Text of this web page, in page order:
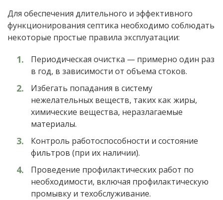
Для обеспечения длительного и эффективного
функционирования септика необходимо соблюдать
некоторые простые правила эксплуатации:
Периодическая очистка — примерно один раз
в год, в зависимости от объема стоков.
Избегать попадания в систему
нежелательных веществ, таких как жиры,
химические вещества, неразлагаемые
материалы.
Контроль работоспособности и состояние
фильтров (при их наличии).
Проведение профилактических работ по
необходимости, включая профилактическую
промывку и техобслуживание.